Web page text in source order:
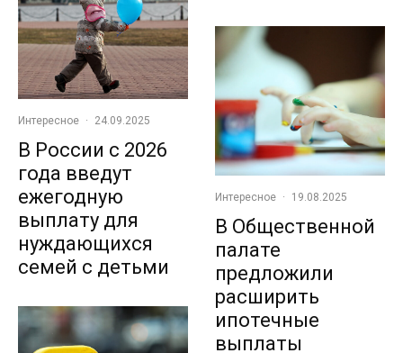
Интересное · 24.09.2025
В России с 2026
года введут
ежегодную
выплату для
нуждающихся
семей с детьми
Интересное · 19.08.2025
В Общественной
палате
предложили
расширить
ипотечные
выплаты